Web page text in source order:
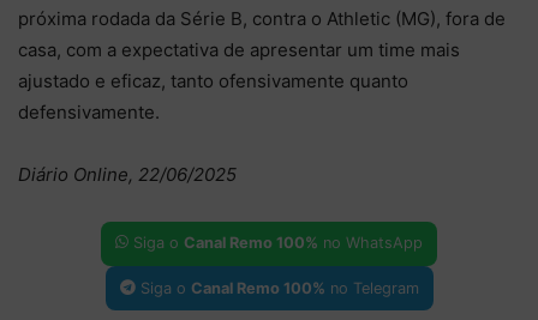
próxima rodada da Série B, contra o Athletic (MG), fora de
casa, com a expectativa de apresentar um time mais
ajustado e eficaz, tanto ofensivamente quanto
defensivamente.
Diário Online, 22/06/2025
Siga o Canal Remo 100% no WhatsApp
Siga o Canal Remo 100% no Telegram